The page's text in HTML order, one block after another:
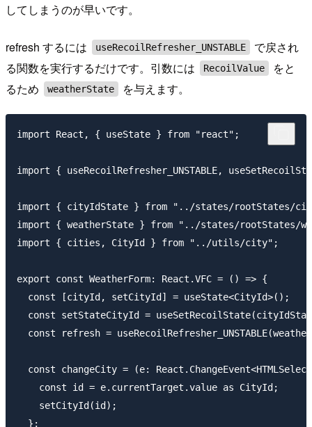
してしまうのが早いです。
refresh するには useRecoilRefresher_UNSTABLE
で戻され
る関数を実行するだけです。引数には
RecoilValue
をと
るため
weatherState を与えます。
import React, { useState } from "react";
import { useRecoilRefresher_UNSTABLE,
import { cityIdState } from "../states/rootStates/
import { weatherState } from "../states/rootStates/
import { cities, CityId } from "../utils/city";
export const WeatherForm: React.VFC = () => {
  const [cityId, setCityId] = useState<CityId>();
const setStateCityId =
const refresh =
const changeCity = (e:
    const id = e.currentTarget.value as CityId;
    setCityId(id);
  };